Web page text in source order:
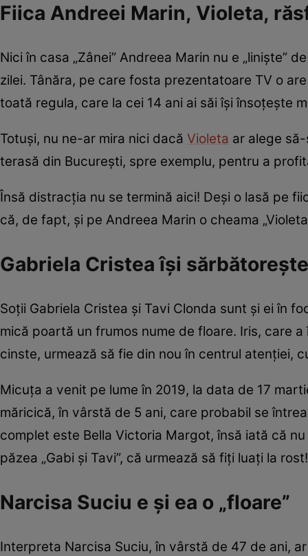
Fiica Andreei Marin, Violeta,
Nici în casa „Zânei” Andreea Marin nu e „liniște”
zilei. Tânăra, pe care fosta prezentatoare TV o
toată regula, care la cei 14 ani ai săi își însoțește
Totuși, nu ne-ar mira nici dacă Violeta ar alege
terasă din București, spre exemplu, pentru a
Însă distracția nu se termină aici! Deși o lasă pe
că, de fapt, și pe Andreea Marin o cheama
Gabriela Cristea își
Soții Gabriela Cristea și Tavi Clonda sunt și ei în
mică poartă un frumos nume de floare. Iris, care
cinste, urmează să fie din nou în centrul atenției,
Micuța a venit pe lume în 2019, la data de 17
măricică, în vârstă de 5 ani, care probabil se
complet este Bella Victoria Margot, însă iată că
păzea „Gabi și Tavi”, că urmează să fiți luați la rost!
Narcisa Suciu e și ea o „floare”
Interpreta Narcisa Suciu, în vârstă de 47 de ani,